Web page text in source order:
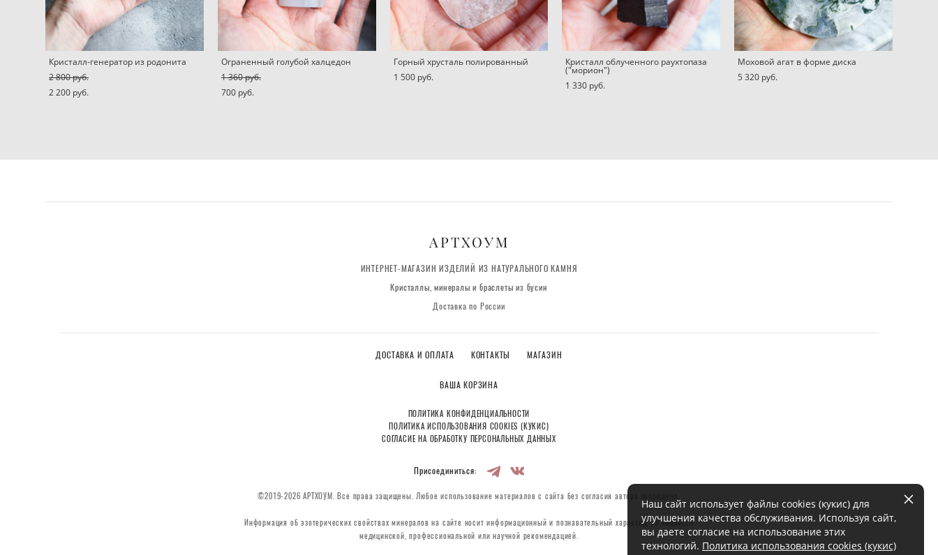
Кристалл-генератор из родонита
2 800 pуб.
2 200 pуб.
Ограненный голубой халцедон
1 360 pуб.
700 pуб.
Горный хрусталь полированный
1 500 pуб.
Кристалл облученного раухтопаза
("морион")
1 330 pуб.
Моховой агат в форме диска
5 320 pуб.
АРТХОУМ
ИНТЕРНЕТ-МАГАЗИН ИЗДЕЛИЙ ИЗ НАТУРАЛЬНОГО КАМНЯ
Кристаллы, минералы и браслеты из бусин
Доставка по России
ДОСТАВКА И ОПЛАТА КОНТАКТЫ МАГАЗИН
ВАША КОРЗИНА
ПОЛИТИКА КОНФИДЕНЦИАЛЬНОСТИ
ПОЛИТИКА ИСПОЛЬЗОВАНИЯ COOKIES (КУКИС)
СОГЛАСИЕ НА ОБРАБОТКУ ПЕРСОНАЛЬНЫХ ДАННЫХ
Присоединиться:
©2019-2026 АРТХОУМ. Все права защищены. Любое использование материалов с сайта без согласия автора запрещено.
Информация об эзотерических свойствах минералов на сайте носит информационный и познавательный характер, не является
медицинской, профессиональной или научной рекомендацией.
Наш сайт использует файлы cookies (кукис) для
улучшения качества обслуживания. Используя сайт,
вы даете согласие на использование этих
технологий. Политика использования cookies (кукис)